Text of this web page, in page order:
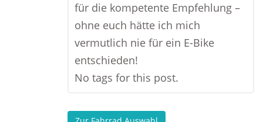
für die kompetente Empfehlung –
ohne euch hätte ich mich
vermutlich nie für ein E-Bike
entschieden!
No tags for this post.